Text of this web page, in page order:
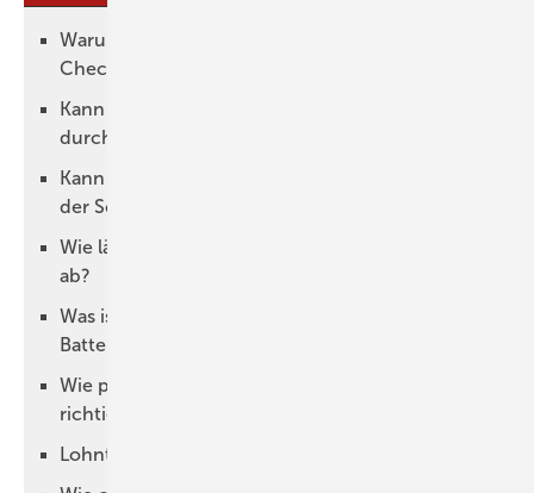
Warum empfiehlt es sich, den Solaranlagen-
Check im Frühjahr zu machen?
Kann ich den Solaranlagen-Check selbst
durchführen?
Kann ich den Ertrag der Photovoltaikanlage und
der Solarbatterie selbst überprüfen?
Wie läuft die Prüfung der Photovoltaikanlage
ab?
Was ist der ideale Standort für den
Batteriespeicher?
Wie prüft man, ob die Solarthermieanlage
richtig funktioniert?
Lohnt sich ein Solaranlagen-Check?